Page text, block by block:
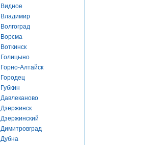
Видное
Владимир
Волгоград
Ворсма
Воткинск
Голицыно
Горно-Алтайск
Городец
Губкин
Давлеканово
Дзержинск
Дзержинский
Димитровград
Дубна